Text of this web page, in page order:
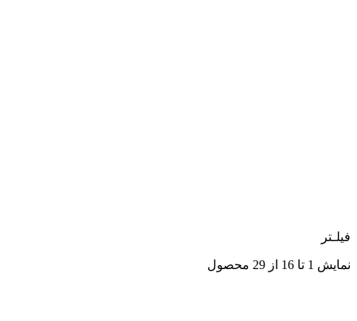
فیلـتر
نمایش 1 تا 16 از 29 محصول